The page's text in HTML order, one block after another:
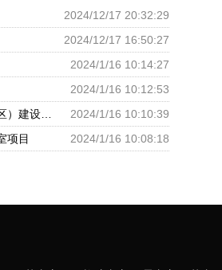
2024/12/17 20:32:29
2024/12/17 16:50:27
2024/1/16 10:14:27
2024/1/16 10:12:53
2024/1/16 10:10:39
项目 2024/1/16 10:08:18